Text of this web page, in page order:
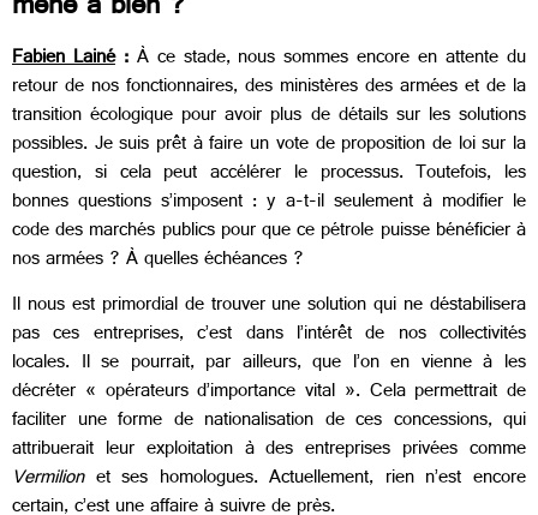
Fabien Lainé: À ce stade, nous sommes encore en attente du
retour de nos fonctionnaires, des ministères des armées et de la
transition écologique pour avoir plus de détails sur les solutions
possibles. Je suis prêt à faire un vote de proposition de loi sur la
question, si cela peut accélérer le processus. Toutefois, les
bonnes questions s’imposent : y a-t-il seulement à modifier le
code des marchés publics pour que ce pétrole puisse bénéficier à
nos armées ? À quelles échéances ?
Il nous est primordial de trouver une solution qui ne déstabilisera
pas ces entreprises, c’est dans l’intérêt de nos collectivités
locales. Il se pourrait, par ailleurs, que l’on en vienne à les
décréter « opérateurs d’importance vital ». Cela permettrait de
faciliter une forme de nationalisation de ces concessions, qui
attribuerait leur exploitation à des entreprises privées comme
Vermilion et ses homologues. Actuellement, rien n’est encore